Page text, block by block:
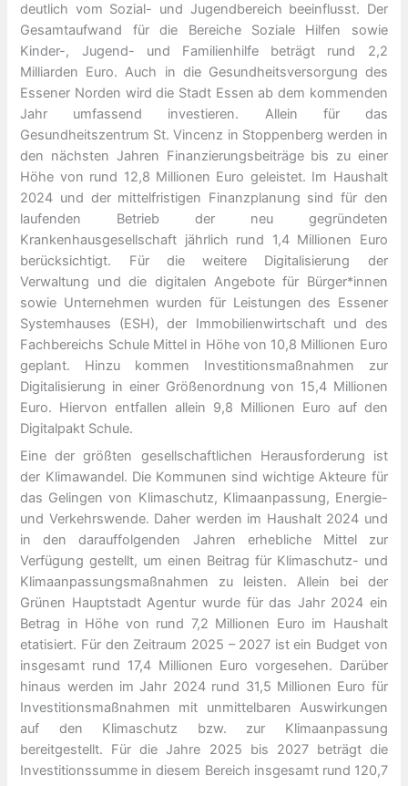
deutlich vom Sozial- und Jugendbereich beeinflusst. Der
Gesamtaufwand für die Bereiche Soziale Hilfen sowie
Kinder-, Jugend- und Familienhilfe beträgt rund 2,2
Milliarden Euro. Auch in die Gesundheitsversorgung des
Essener Norden wird die Stadt Essen ab dem kommenden
Jahr umfassend investieren. Allein für das
Gesundheitszentrum St. Vincenz in Stoppenberg werden in
den nächsten Jahren Finanzierungsbeiträge bis zu einer
Höhe von rund 12,8 Millionen Euro geleistet. Im Haushalt
2024 und der mittelfristigen Finanzplanung sind für den
laufenden Betrieb der neu gegründeten
Krankenhausgesellschaft jährlich rund 1,4 Millionen Euro
berücksichtigt. Für die weitere Digitalisierung der
Verwaltung und die digitalen Angebote für Bürger*innen
sowie Unternehmen wurden für Leistungen des Essener
Systemhauses (ESH), der Immobilienwirtschaft und des
Fachbereichs Schule Mittel in Höhe von 10,8 Millionen Euro
geplant. Hinzu kommen Investitionsmaßnahmen zur
Digitalisierung in einer Größenordnung von 15,4 Millionen
Euro. Hiervon entfallen allein 9,8 Millionen Euro auf den
Digitalpakt Schule.
Eine der größten gesellschaftlichen Herausforderung ist
der Klimawandel. Die Kommunen sind wichtige Akteure für
das Gelingen von Klimaschutz, Klimaanpassung, Energie-
und Verkehrswende. Daher werden im Haushalt 2024 und
in den darauffolgenden Jahren erhebliche Mittel zur
Verfügung gestellt, um einen Beitrag für Klimaschutz- und
Klimaanpassungsmaßnahmen zu leisten. Allein bei der
Grünen Hauptstadt Agentur wurde für das Jahr 2024 ein
Betrag in Höhe von rund 7,2 Millionen Euro im Haushalt
etatisiert. Für den Zeitraum 2025 – 2027 ist ein Budget von
insgesamt rund 17,4 Millionen Euro vorgesehen. Darüber
hinaus werden im Jahr 2024 rund 31,5 Millionen Euro für
Investitionsmaßnahmen mit unmittelbaren Auswirkungen
auf den Klimaschutz bzw. zur Klimaanpassung
bereitgestellt. Für die Jahre 2025 bis 2027 beträgt die
Investitionssumme in diesem Bereich insgesamt rund 120,7